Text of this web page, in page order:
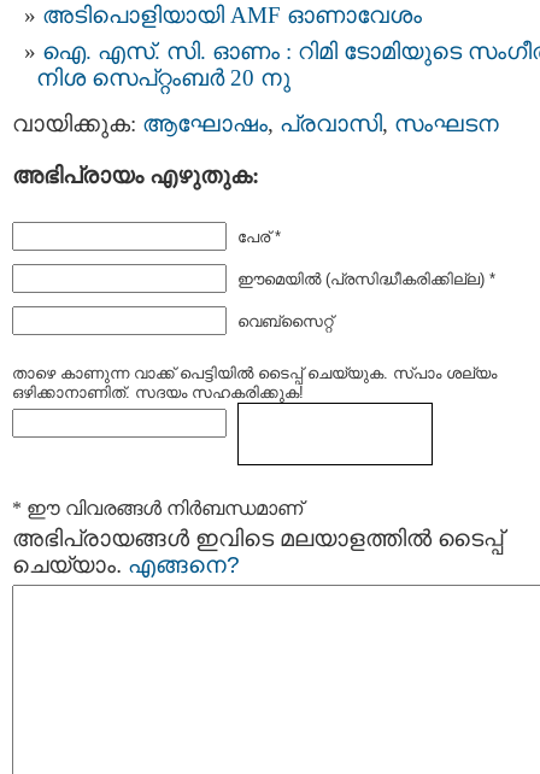
അടിപൊളിയായി AMF ഓണാവേശം
ഐ. എസ്. സി. ഓണം : റിമി ടോമിയുടെ
നിശ സെപ്റ്റംബർ 20 നു
വായിക്കുക: ആഘോഷം, പ്രവാസി, സംഘടന
അഭിപ്രായം എഴുതുക:
പേര് *
ഈമെയില്‍ (പ്രസിദ്ധീകരിക്കില്ല) *
വെബ്സൈറ്റ്
താഴെ കാണുന്ന വാക്ക് പെട്ടിയില്‍ ടൈപ്പ്‌ ചെയ്യുക. സ്പാം ശല്യം
ഒഴിക്കാനാണിത്. സദയം സഹകരിക്കുക!
* ഈ വിവരങ്ങള്‍ നിര്‍ബന്ധമാണ്
അഭിപ്രായങ്ങള്‍ ഇവിടെ മലയാളത്തില്‍ ടൈപ്പ്
ചെയ്യാം. എങ്ങനെ?